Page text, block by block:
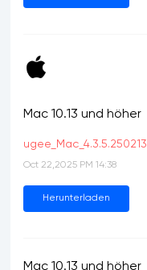
Mac 10.13 und höher
ugee_Mac_4.3.5.250213
Oct 22,2025 PM 14:38
Herunterladen
Mac 10.13 und höher